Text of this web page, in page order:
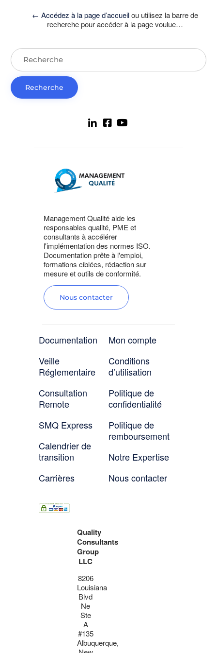
← Accédez à la page d’accueilou utilisez la barre de
recherche pour accéder à la page voulue…
Recherchez
:
Management Qualité aide les
responsables qualité, PME et
consultants à accélérer
l'implémentation des normes ISO.
Documentation prête à l'emploi,
formations ciblées, rédaction sur
mesure et outils de conformité.
Nous contacter
Documentation
Veille
Réglementaire
Consultation
Remote
SMQ Express
Calendrier de
transition
Carrières
Mon compte
Conditions
d’utilisation
Politique de
confidentialité
Politique de
remboursement
Notre Expertise
Nous contacter
Quality
Consultants
Group
LLC
8206
Louisiana
Blvd
Ne
Ste
A
#135
Albuquerque,